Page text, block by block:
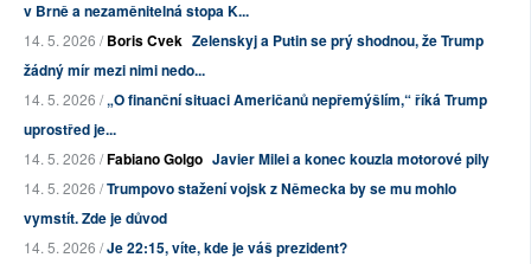
v Brně a nezaměnitelná stopa K...
14. 5. 2026 /Boris Cvek Zelenskyj a Putin se prý shodnou, že Trump
žádný mír mezi nimi nedo...
14. 5. 2026 /„O finanční situaci Američanů nepřemýšlím,“ říká Trump
uprostřed je...
14. 5. 2026 /Fabiano Golgo Javier Milei a konec kouzla motorové pily
14. 5. 2026 /Trumpovo stažení vojsk z Německa by se mu mohlo
vymstít. Zde je důvod
14. 5. 2026 /Je 22:15, víte, kde je váš prezident?